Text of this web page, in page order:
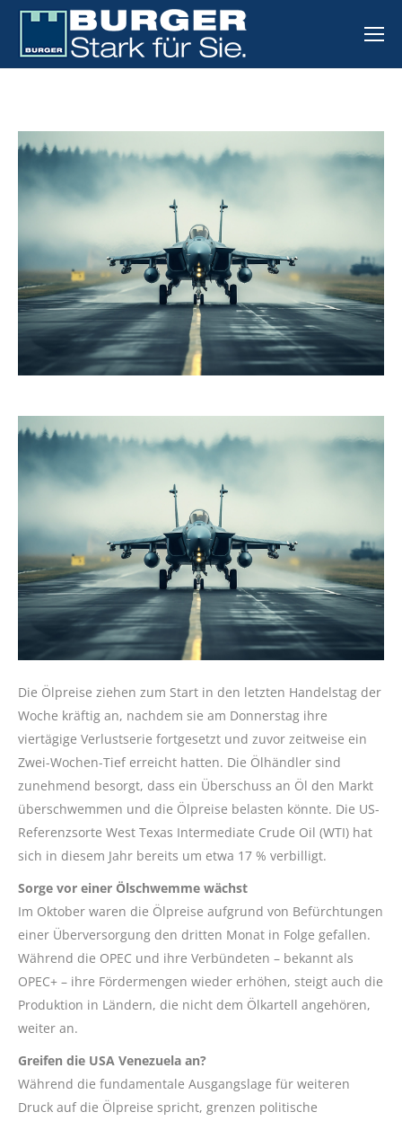
Die Ölpreise ziehen zum Start in den letzten Handelstag der
Woche kräftig an, nachdem sie am Donnerstag ihre
viertägige Verlustserie fortgesetzt und zuvor zeitweise ein
Zwei-Wochen-Tief erreicht hatten. Die Ölhändler sind
zunehmend besorgt, dass ein Überschuss an Öl den Markt
überschwemmen und die Ölpreise belasten könnte. Die US-
Referenzsorte West Texas Intermediate Crude Oil (WTI) hat
sich in diesem Jahr bereits um etwa 17 % verbilligt.
Sorge vor einer Ölschwemme wächst
Im Oktober waren die Ölpreise aufgrund von Befürchtungen
einer Überversorgung den dritten Monat in Folge gefallen.
Während die OPEC und ihre Verbündeten – bekannt als
OPEC+ – ihre Fördermengen wieder erhöhen, steigt auch die
Produktion in Ländern, die nicht dem Ölkartell angehören,
weiter an.
Greifen die USA Venezuela an?
Während die fundamentale Ausgangslage für weiteren
Druck auf die Ölpreise spricht, grenzen politische